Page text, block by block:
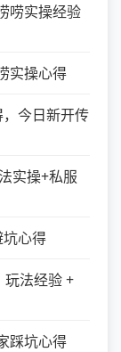
唠实操经验
实操心得
今日新开传
实操+私服
心得
法经验 +
踩坑心得